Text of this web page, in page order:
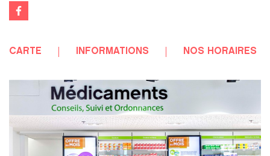
CARTE INFORMATIONS NOS HORAIRES